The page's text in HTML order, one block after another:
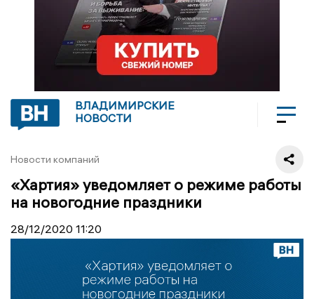
ВЛАДИМИРСКИЕ
НОВОСТИ
Новости компаний
«Хартия» уведомляет о режиме работы
на новогодние праздники
28/12/2020 11:20